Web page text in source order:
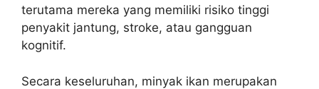
terutama mereka yang memiliki risiko tinggi
penyakit jantung, stroke, atau gangguan
kognitif.
Secara keseluruhan, minyak ikan merupakan